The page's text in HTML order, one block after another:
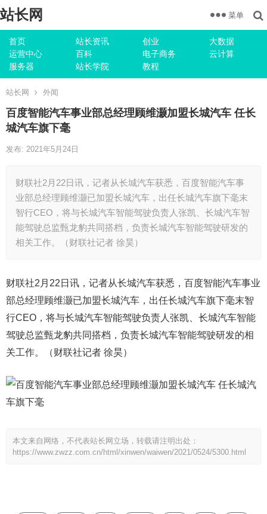
站长网
首页 站长资讯 创业
大数据
运营中心
百科 电子商务
云计算
服务器
站长学院 教程
菜单
站长网 外闻
百度智能汽车事业部总经理顾维灏加盟长城汽车 任长
城汽车旗下毫
发布: 2021年5月24日
财联社2月22日讯，记者从长城汽车获悉，百度智能汽车事
业部总经理顾维灏已加盟长城汽车，出任长城汽车旗下毫末
智行CEO，将与长城汽车智能驾驶负责人张凯、长城汽车智
能驾驶总监甄龙豹共同搭档，负责长城汽车智能驾驶研发的
相关工作。（财联社记者 徐昊）
财联社2月22日讯，记者从长城汽车获悉，百度智能汽车事业
部总经理顾维灏已加盟长城汽车，出任长城汽车旗下毫末智
行CEO，将与长城汽车智能驾驶负责人张凯、长城汽车智能
驾驶总监甄龙豹共同搭档，负责长城汽车智能驾驶研发的相
关工作。（财联社记者 徐昊）
本文来自网络，不代表站长网立场，转载请注明出处：
https://www.zwzz.com.cn/html/xinwen/waiwen/2021/0524/5300.html